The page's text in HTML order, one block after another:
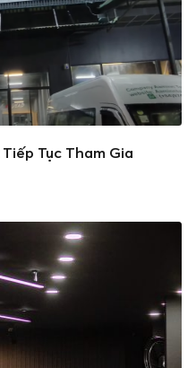
Tục Tham Gia